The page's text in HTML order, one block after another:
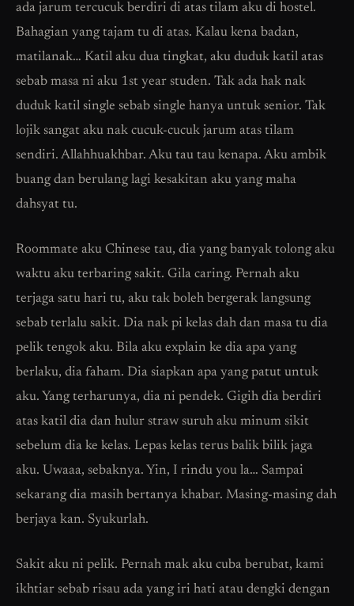
ada jarum tercucuk berdiri di atas tilam aku di hostel.
Bahagian yang tajam tu di atas. Kalau kena badan,
matilanak… Katil aku dua tingkat, aku duduk katil atas
sebab masa ni aku 1st year studen. Tak ada hak nak
duduk katil single sebab single hanya untuk senior. Tak
lojik sangat aku nak cucuk-cucuk jarum atas tilam
sendiri. Allahhuakhbar. Aku tau tau kenapa. Aku ambik
buang dan berulang lagi kesakitan aku yang maha
dahsyat tu.
Roommate aku Chinese tau, dia yang banyak tolong aku
waktu aku terbaring sakit. Gila caring. Pernah aku
terjaga satu hari tu, aku tak boleh bergerak langsung
sebab terlalu sakit. Dia nak pi kelas dah dan masa tu dia
pelik tengok aku. Bila aku explain ke dia apa yang
berlaku, dia faham. Dia siapkan apa yang patut untuk
aku. Yang terharunya, dia ni pendek. Gigih dia berdiri
atas katil dia dan hulur straw suruh aku minum sikit
sebelum dia ke kelas. Lepas kelas terus balik bilik jaga
aku. Uwaaa, sebaknya. Yin, I rindu you la… Sampai
sekarang dia masih bertanya khabar. Masing-masing dah
berjaya kan. Syukurlah.
Sakit aku ni pelik. Pernah mak aku cuba berubat, kami
ikhtiar sebab risau ada yang iri hati atau dengki dengan